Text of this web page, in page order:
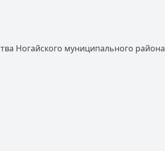
Ногайского муниципального района